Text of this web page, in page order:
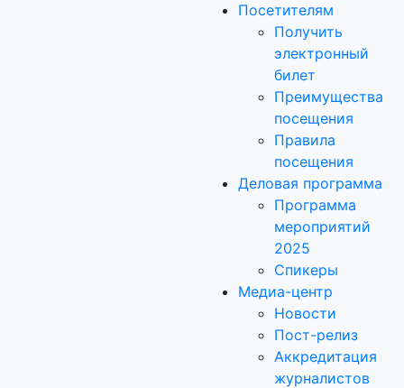
Посетителям
Получить
электронный
билет
Преимущества
посещения
Правила
посещения
Деловая программа
Программа
мероприятий
2025
Спикеры
Медиа-центр
Новости
Пост-релиз
Аккредитация
журналистов